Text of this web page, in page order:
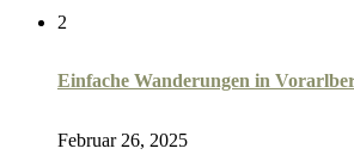
2
Einfache Wanderungen in
Februar 26, 2025